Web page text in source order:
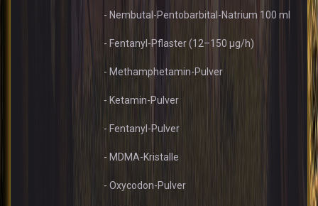
- Nembutal-Pentobarbital-Natrium 100 ml
- Fentanyl-Pflaster (12–150 µg/h)
- Methamphetamin-Pulver
- Ketamin-Pulver
- Fentanyl-Pulver
- MDMA-Kristalle
- Oxycodon-Pulver